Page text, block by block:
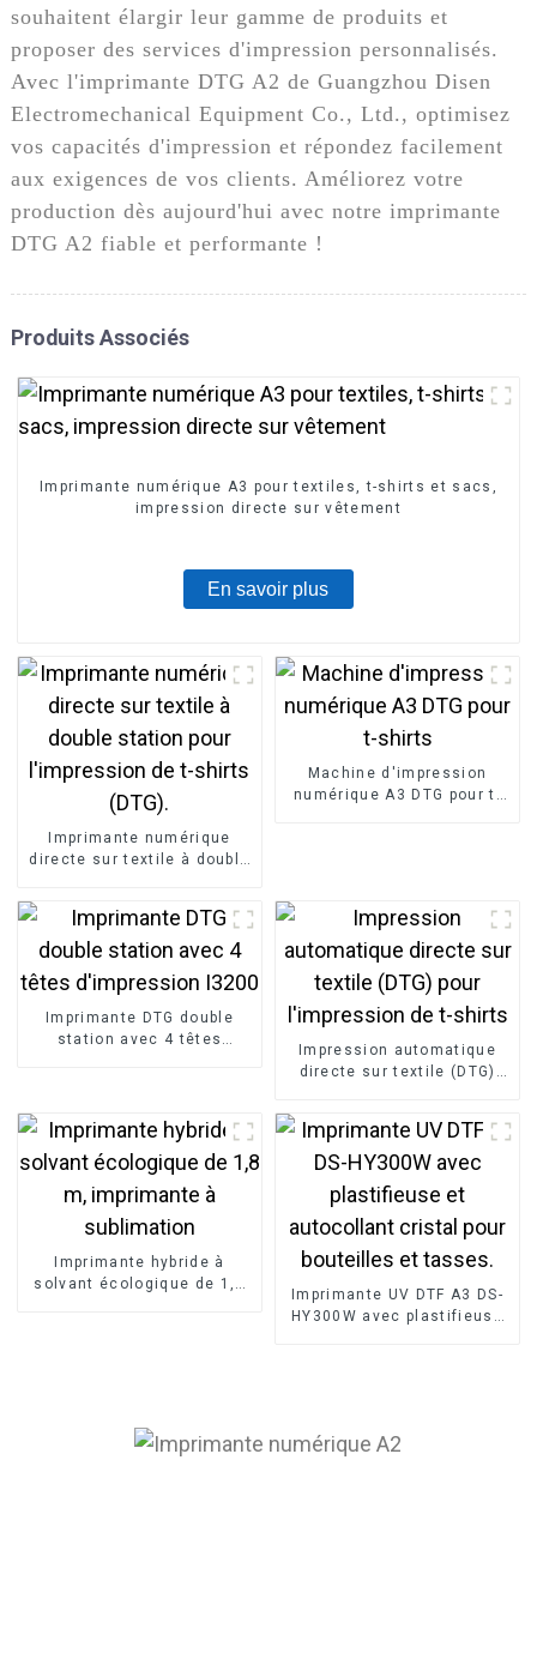
souhaitent élargir leur gamme de produits et
proposer des services d'impression personnalisés.
Avec l'imprimante DTG A2 de Guangzhou Disen
Electromechanical Equipment Co., Ltd., optimisez
vos capacités d'impression et répondez facilement
aux exigences de vos clients. Améliorez votre
production dès aujourd'hui avec notre imprimante
DTG A2 fiable et performante !
Produits Associés
Imprimante numérique A3 pour textiles, t-shirts et sacs,
impression directe sur vêtement
En savoir plus
Imprimante numérique
directe sur textile à double
Machine d'impression
numérique A3 DTG pour t-
Imprimante DTG double
station avec 4 têtes
Impression automatique
directe sur textile (DTG)
Imprimante hybride à
solvant écologique de 1,8
Imprimante UV DTF A3 DS-
HY300W avec plastifieuse